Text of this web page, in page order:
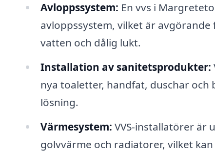
Avloppssystem: En vvs i
avloppssystem, vilket är
vatten och dålig lukt.
Installation av sanitetsprodukter:
nya toaletter, handfat, duschar
lösning.
Värmesystem: VVS-installatörer är
golvvärme och radiatorer, vilket